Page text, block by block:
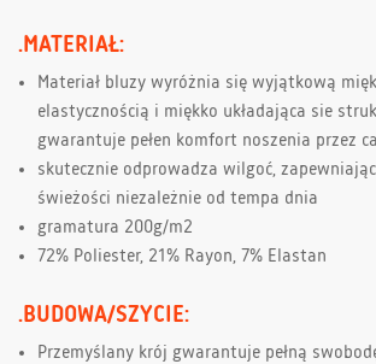
.MATERIAŁ:
Materiał bluzy wyróżnia się wyjątkową
elastycznością i miękko układająca sie
gwarantuje pełen komfort noszenia przez
skutecznie odprowadza wilgoć,
świeżości niezależnie od tempa dnia
gramatura 200g/m2
72% Poliester, 21% Rayon, 7% Elastan
.BUDOWA/SZYCIE:
Przemyślany krój gwarantuje pełną